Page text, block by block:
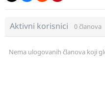
Aktivni korisnici 0 članova
Nema ulogovanih članova koji